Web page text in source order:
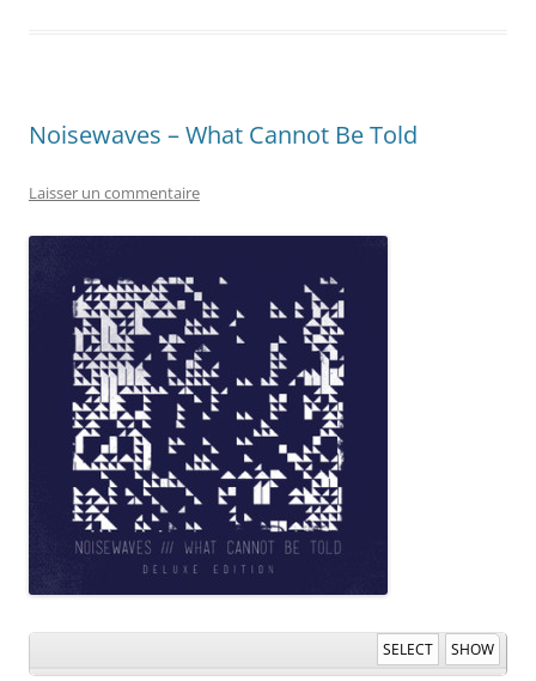
Noisewaves – What Cannot Be Told
Laisser un commentaire
SELECT SHOW